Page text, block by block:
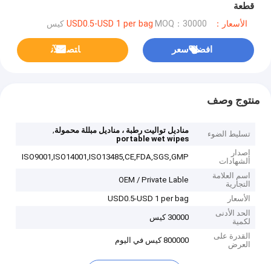
قطعة
الأسعار：USD0.5-USD 1 per bag MOQ：30000 كيس
افضل سعر ﺎﺘﺼﻟ ﺍﻶﻧ
منتوج وصف
تسليط الضوء مناديل تواليت رطبة ، مناديل مبللة محمولة,
portable wet wipes
إصدار
الشهادات
ISO9001,ISO14001,ISO13485,CE,FDA,SGS,GMP
اسم العلامة
التجارية
OEM / Private Lable
الأسعار
USD0.5-USD 1 per bag
الحد الأدنى
لكمية
30000 كيس
القدرة على
العرض
800000 كيس في اليوم